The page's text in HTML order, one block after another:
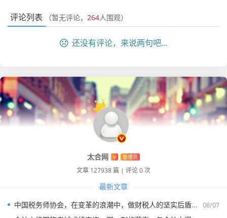
评论列表 （暂无评论， 264人围观）
还没有评论，来说两句吧...
太合网 V 管理员
文章 127938 篇 | 评论 0 次
最新文章
08/07
中国税务师协会，在变革的浪潮中，做财税人的坚实后盾与领航灯